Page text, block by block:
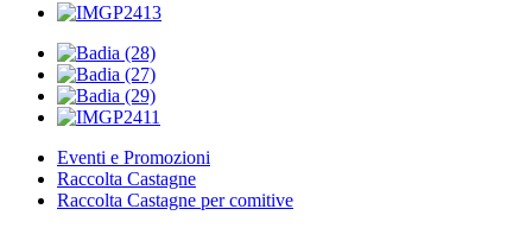
Eventi e Promozioni
Raccolta Castagne
Raccolta Castagne per comitive